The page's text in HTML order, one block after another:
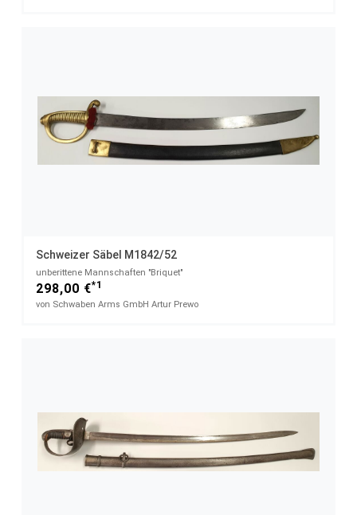
Schweizer Säbel M1842/52
unberittene Mannschaften "Briquet"
298,00 €*1
von Schwaben Arms GmbH Artur Prewo